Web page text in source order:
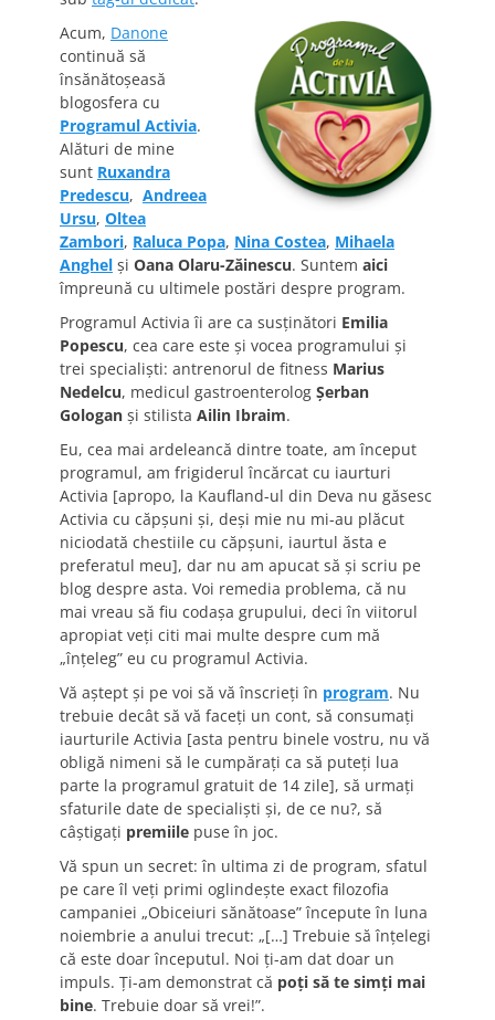
Acum, Danone
continuă să
însănătoşeasă
blogosfera cu
Programul Activia.
Alături de mine
sunt Ruxandra
Predescu, Andreea
Ursu, Oltea
Zambori, Raluca Popa, Nina Costea, Mihaela
Anghel şi Oana Olaru-Zăinescu. Suntem aici
împreună cu ultimele postări despre program.
Programul Activia îi are ca susţinători Emilia
Popescu, cea care este şi vocea programului şi
trei specialişti: antrenorul de fitness Marius
Nedelcu, medicul gastroenterolog Şerban
Gologan şi stilista Ailin Ibraim.
Eu, cea mai ardeleancă dintre toate, am început
programul, am frigiderul încărcat cu iaurturi
Activia [apropo, la Kaufland-ul din Deva nu găsesc
Activia cu căpşuni şi, deşi mie nu mi-au plăcut
niciodată chestiile cu căpşuni, iaurtul ăsta e
preferatul meu], dar nu am apucat să şi scriu pe
blog despre asta. Voi remedia problema, că nu
mai vreau să fiu codaşa grupului, deci în viitorul
apropiat veţi citi mai multe despre cum mă
„înţeleg” eu cu programul Activia.
Vă aştept şi pe voi să vă înscrieţi în program. Nu
trebuie decât să vă faceţi un cont, să consumaţi
iaurturile Activia [asta pentru binele vostru, nu vă
obligă nimeni să le cumpăraţi ca să puteţi lua
parte la programul gratuit de 14 zile], să urmaţi
sfaturile date de specialişti şi, de ce nu?, să
câştigaţi premiile puse în joc.
Vă spun un secret: în ultima zi de program, sfatul
pe care îl veţi primi oglindeşte exact filozofia
campaniei „Obiceiuri sănătoase” începute în luna
noiembrie a anului trecut: „[…] Trebuie să înţelegi
că este doar începutul. Noi ţi-am dat doar un
impuls. Ţi-am demonstrat că poţi să te simţi mai
bine. Trebuie doar să vrei!”.